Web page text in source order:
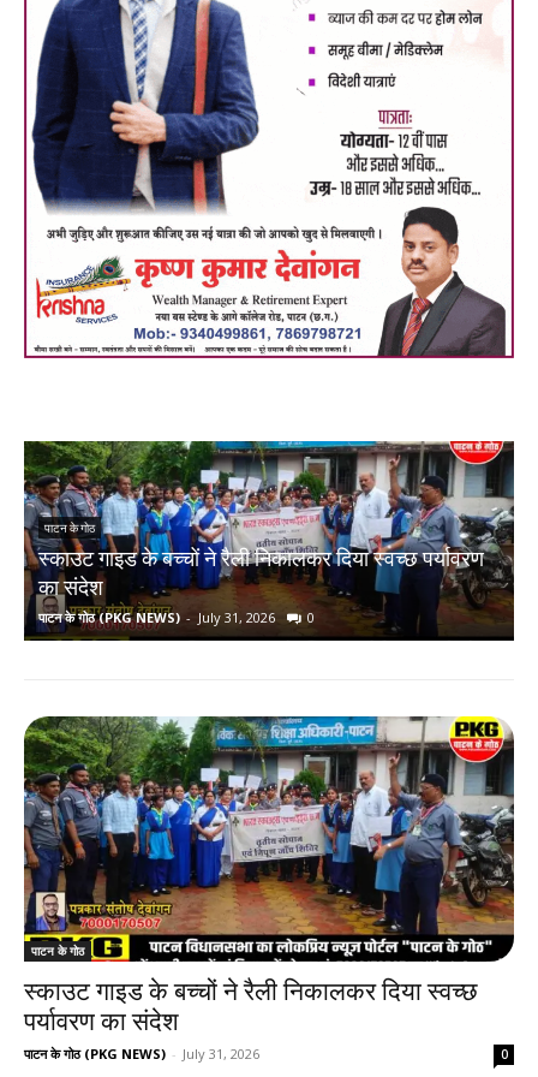
पाटन के गोठ
स्काउट गाइड के बच्चों ने रैली निकालकर दिया स्वच्छ पर्यावरण
का संदेश
पाटन के गोठ (PKG NEWS) - July 31, 2026 0
पाटन के गोठ
स्काउट गाइड के बच्चों ने रैली निकालकर दिया स्वच्छ
पर्यावरण का संदेश
पाटन के गोठ (PKG NEWS) - July 31, 2026 0